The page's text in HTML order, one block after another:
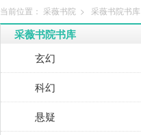
当前位置： 采薇书院 > 采薇书院书库
采薇书院书库
玄幻
科幻
悬疑